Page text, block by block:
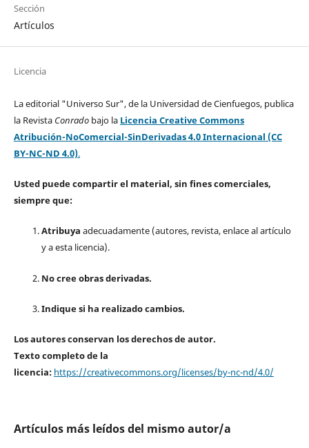
Sección
Artículos
Licencia
La editorial "Universo Sur", de la Universidad de Cienfuegos, publica
la Revista Conradobajo la Licencia Creative Commons
Atribución-NoComercial-SinDerivadas 4.0 Internacional (CC
BY-NC-ND 4.0).
Usted puede compartir el material, sin fines comerciales,
siempre que:
Atribuya adecuadamente (autores, revista, enlace al artículo
y a esta licencia).
No cree obras derivadas.
Indique si ha realizado cambios.
Los autores conservan los derechos de autor.
Texto completo de la
licencia: https://creativecommons.org/licenses/by-nc-nd/4.0/
Artículos más leídos del mismo autor/a